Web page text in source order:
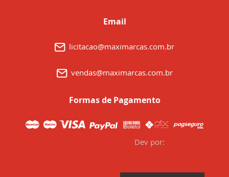
Email
licitacao@maximarcas.com.br
vendas@maximarcas.com.br
Formas de Pagamento
Dev por: